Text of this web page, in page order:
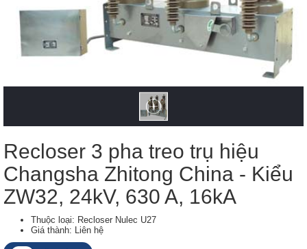
Recloser 3 pha treo trụ hiệu
Changsha Zhitong China - Kiểu
ZW32, 24kV, 630 A, 16kA
Thuộc loại: Recloser Nulec U27
Giá thành: Liên hệ